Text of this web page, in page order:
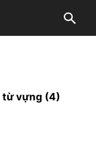
từ vựng (4)